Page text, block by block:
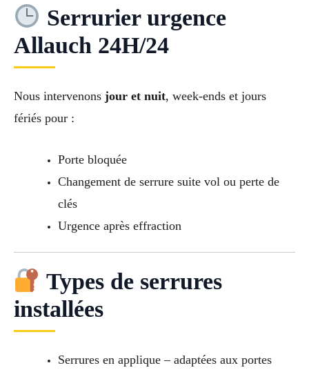
Serrurier urgence
Allauch 24H/24
Nous intervenons jour et nuit, week-ends et jours
fériés pour :
Porte bloquée
Changement de serrure suite vol ou perte de
clés
Urgence après effraction
Types de serrures
installées
Serrures en applique – adaptées aux portes